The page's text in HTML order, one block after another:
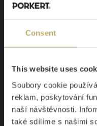
Consent
This website uses
Soubory cookie
reklam, poskytování
naší návštěvnosti.
také sdílíme s našimi
STAROSTLIVÉ
Dobre vyrobený
a tak dáva najavo, že
Presne taký zvuk